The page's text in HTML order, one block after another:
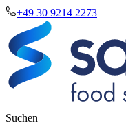
+49 30 9214 2273
Suchen